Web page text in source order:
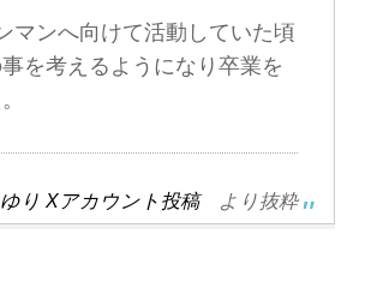
マンへ向けて活動していた頃
を考えるようになり卒業を
り Xアカウント投稿より抜粋